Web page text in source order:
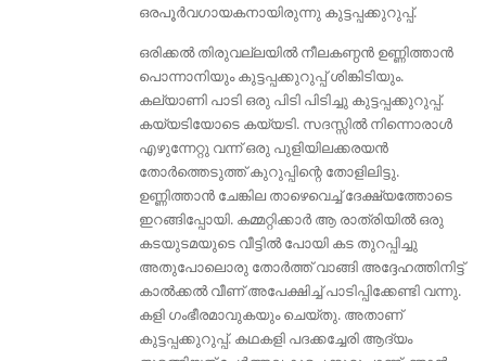
ഒരപൂര്‍വഗായകനായിരുന്നു കുട്ടപ്പക്കുറുപ്പ്.
ഒരിക്കല്‍ തിരുവല്ലയിൽ നീലകണ്ഠന്‍ ഉണ്ണിത്താന്‍
പൊന്നാനിയും കുട്ടപ്പക്കുറുപ്പ് ശിങ്കിടിയും.
കല്യാണി പാടി ഒരു പിടി പിടിച്ചു കുട്ടപ്പക്കുറുപ്പ്.
കയ്യടിയോടെ കയ്യടി. സദസ്സില്‍ നിന്നൊരാള്‍
എഴുന്നേറ്റു വന്ന്‌ ഒരു പുളിയിലക്കരയന്‍
തോര്‍ത്തെടുത്ത് കുറുപ്പിന്റെ തോളിലിട്ടു.
ഉണ്ണിത്താന്‍ ചേങ്കില താഴെവെച്ച് ദേക്ഷ്യത്തോടെ
ഇറങ്ങിപ്പോയി. കമ്മറ്റിക്കാര്‍ ആ രാത്രിയില്‍ ഒരു
കടയുടമയുടെ വീട്ടില്‍ പോയി കട തുറപ്പിച്ചു
അതുപോലൊരു തോര്‍ത്ത് വാങ്ങി അദ്ദേഹത്തിനിട്ട്
കാല്‍ക്കല്‍ വീണ് അപേക്ഷിച്ച് പാടിപ്പിക്കേണ്ടി വന്നു.
കളി ഗംഭീരമാവുകയും ചെയ്തു. അതാണ്‌
കുട്ടപ്പക്കുറുപ്പ്. കഥകളി പദക്കച്ചേരി ആദ്യം